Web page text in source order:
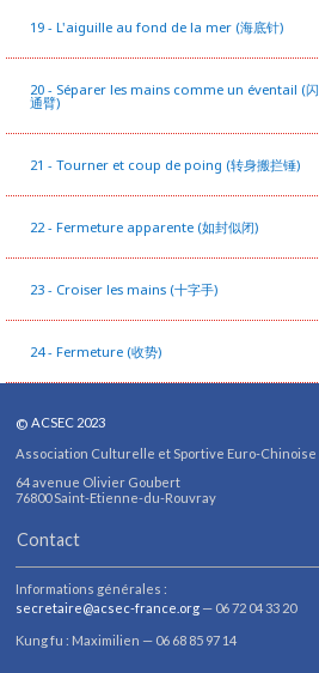
19 - L'aiguille au fond de la mer (海底针)
20 - Séparer les mains comme un éventail (闪
通臂)
21 - Tourner et coup de poing (转身搬拦锤)
22 - Fermeture apparente (如封似闭)
23 - Croiser les mains (十字手)
24 - Fermeture (收势)
©ACSEC 2023
Association Culturelle et Sportive Euro-Chinoise
64 avenue Olivier Goubert
76800Saint-Etienne-du-Rouvray
Contact
Informations générales :
secretaire@acsec-france.org — 06 72 04 33 20
Kung fu : Maximilien — 06 68 85 97 14